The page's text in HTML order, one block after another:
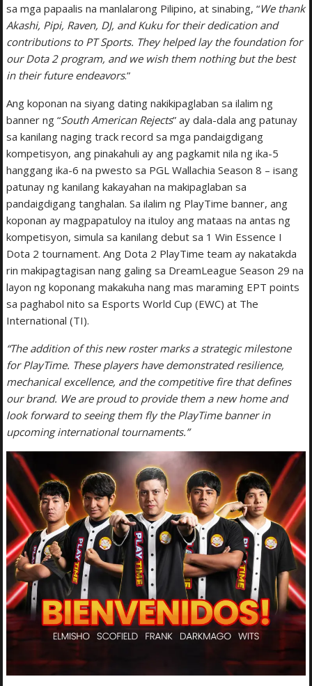
sa mga papaalis na manlalarong Pilipino, at sinabing, “We thank
Akashi, Pipi, Raven, DJ, and Kuku for their dedication and
contributions to PT Sports. They helped lay the foundation for
our Dota 2 program, and we wish them nothing but the best
in their future endeavors.”
Ang koponan na siyang dating nakikipaglaban sa ilalim ng
banner ng “South American Rejects” ay dala-dala ang patunay
sa kanilang naging track record sa mga pandaigdigang
kompetisyon, ang pinakahuli ay ang pagkamit nila ng ika-5
hanggang ika-6 na pwesto sa PGL Wallachia Season 8 – isang
patunay ng kanilang kakayahan na makipaglaban sa
pandaigdigang tanghalan. Sa ilalim ng PlayTime banner, ang
koponan ay magpapatuloy na ituloy ang mataas na antas ng
kompetisyon, simula sa kanilang debut sa 1 Win Essence I
Dota 2 tournament. Ang Dota 2 PlayTime team ay nakatakda
rin makipagtagisan nang galing sa DreamLeague Season 29 na
layon ng koponang makakuha nang mas maraming EPT points
sa paghabol nito sa Esports World Cup (EWC) at The
International (TI).
“The addition of this new roster marks a strategic milestone
for PlayTime. These players have demonstrated resilience,
mechanical excellence, and the competitive fire that defines
our brand. We are proud to provide them a new home and
look forward to seeing them fly the PlayTime banner in
upcoming international tournaments.”